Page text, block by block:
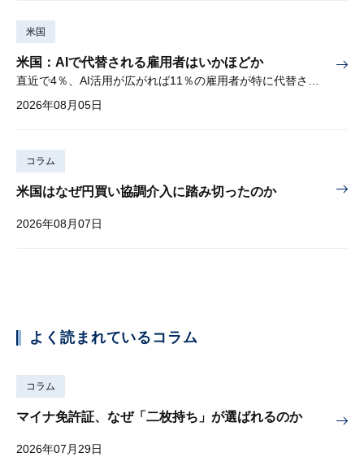
米国
米国：AIで代替される雇用者はいかほどか
直近で4％、AI活用が広がれば11％の雇用者が特に代替されやすい
2026年08月05日
コラム
米国はなぜ円買い協調介入に踏み切ったのか
2026年08月07日
よく読まれているコラム
コラム
マイナ免許証、なぜ「二枚持ち」が選ばれるのか
2026年07月29日